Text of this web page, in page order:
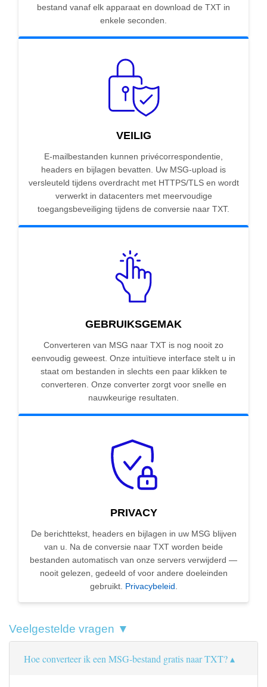
bestand vanaf elk apparaat en download de TXT in
enkele seconden.
VEILIG
E-mailbestanden kunnen privécorrespondentie,
headers en bijlagen bevatten. Uw MSG-upload is
versleuteld tijdens overdracht met HTTPS/TLS en wordt
verwerkt in datacenters met meervoudige
toegangsbeveiliging tijdens de conversie naar TXT.
GEBRUIKSGEMAK
Converteren van MSG naar TXT is nog nooit zo
eenvoudig geweest. Onze intuïtieve interface stelt u in
staat om bestanden in slechts een paar klikken te
converteren. Onze converter zorgt voor snelle en
nauwkeurige resultaten.
PRIVACY
De berichttekst, headers en bijlagen in uw MSG blijven
van u. Na de conversie naar TXT worden beide
bestanden automatisch van onze servers verwijderd —
nooit gelezen, gedeeld of voor andere doeleinden
gebruikt. Privacybeleid
Veelgestelde vragen ▼
Hoe converteer ik een MSG-bestand gratis naar TXT?